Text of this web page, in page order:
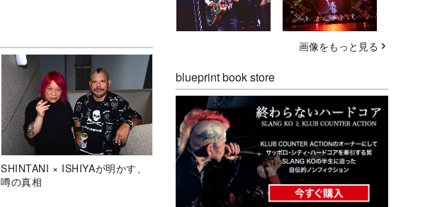
SHINTANI × ISHIYAが明かす、
噂の真相
画像をもっと見る
blueprint book store